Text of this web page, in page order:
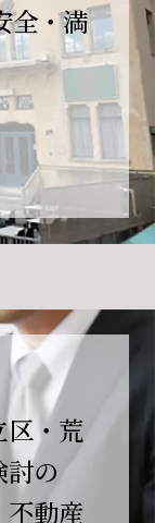
ント開催
ただきま
感謝申し上
お願い
りがとう
もちまし
た。
全・満
区・荒
の
不動産